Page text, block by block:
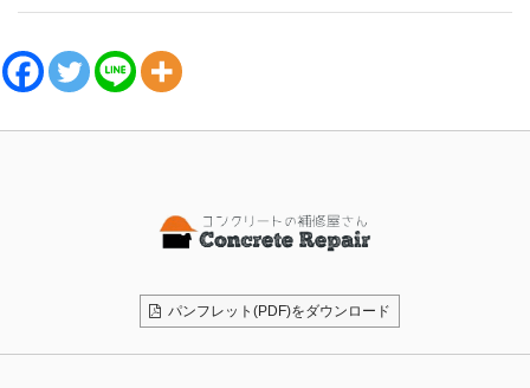
パンフレット(PDF)をダウンロード